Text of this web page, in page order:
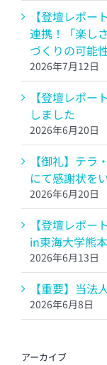
【登壇レポ
連携！「楽し
づくりの可能
2026年7月12日
【登壇レポ
しました
2026年6月20日
【御礼】テラ
にて感謝状を
2026年6月20日
【登壇レポ
in東海大学熊
2026年6月13日
【重要】当法
2026年6月8日
アーカイブ